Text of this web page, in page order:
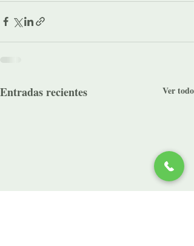
Entradas recientes Ver todo